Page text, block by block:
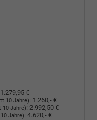
1.279,95 €
10 Jahre): 1.260,- €
10 Jahre): 2.992,50 €
Jahre): 4.620,- €